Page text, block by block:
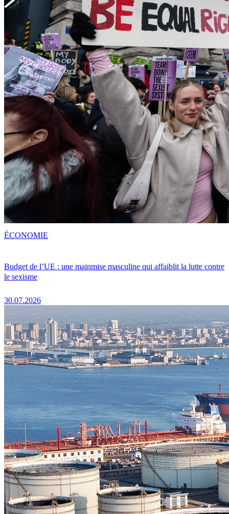
Budget de l’UE : une mainmise masculine qui affaiblit la lutte contre
le sexisme
30.07.2026
ÉCONOMIE